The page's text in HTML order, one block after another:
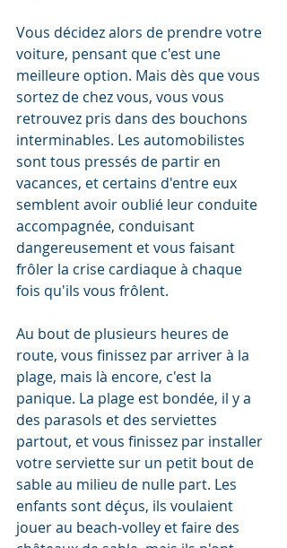
Vous décidez alors de prendre votre
voiture, pensant que c'est une
meilleure option. Mais dès que vous
sortez de chez vous, vous vous
retrouvez pris dans des bouchons
interminables. Les automobilistes
sont tous pressés de partir en
vacances, et certains d'entre eux
semblent avoir oublié leur conduite
accompagnée, conduisant
dangereusement et vous faisant
frôler la crise cardiaque à chaque
fois qu'ils vous frôlent.
Au bout de plusieurs heures de
route, vous finissez par arriver à la
plage, mais là encore, c'est la
panique. La plage est bondée, il y a
des parasols et des serviettes
partout, et vous finissez par installer
votre serviette sur un petit bout de
sable au milieu de nulle part. Les
enfants sont déçus, ils voulaient
jouer au beach-volley et faire des